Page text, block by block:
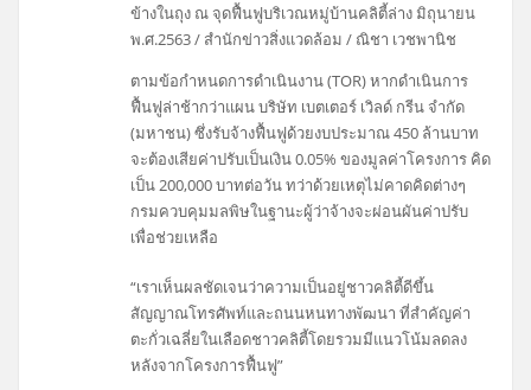
ข้างในถุง ณ จุดฟื้นฟูบริเวณหมู่บ้านคลิตี้ล่าง มิถุนายน
พ.ศ.2563 / สำนักข่าวสิ่งแวดล้อม / ณิชา เวชพานิช
ตามข้อกำหนดการดำเนินงาน (TOR) หากดำเนินการ
ฟื้นฟูล่าช้ากว่าแผน บริษัท เบตเตอร์ เวิลด์ กรีน จำกัด
(มหาชน) ซึ่งรับจ้างฟื้นฟูด้วยงบประมาณ 450 ล้านบาท
จะต้องเสียค่าปรับเป็นเงิน 0.05% ของมูลค่าโครงการ คิด
เป็น 200,000 บาทต่อวัน ทว่าด้วยเหตุไม่คาดคิดต่างๆ
กรมควบคุมมลพิษในฐานะผู้ว่าจ้างจะผ่อนผันค่าปรับ
เพื่อช่วยเหลือ
“เราเห็นผลชัดเจนว่าความเป็นอยู่ชาวคลิตี้ดีขึ้น
สัญญาณโทรศัพท์และถนนหนทางพัฒนา ที่สำคัญค่า
ตะกั่วเฉลี่ยในเลือดชาวคลิตี้โดยรวมมีแนวโน้มลดลง
หลังจากโครงการฟื้นฟู”